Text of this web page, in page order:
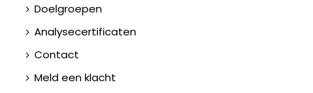
Doelgroepen
Analysecertificaten
Contact
Meld een klacht